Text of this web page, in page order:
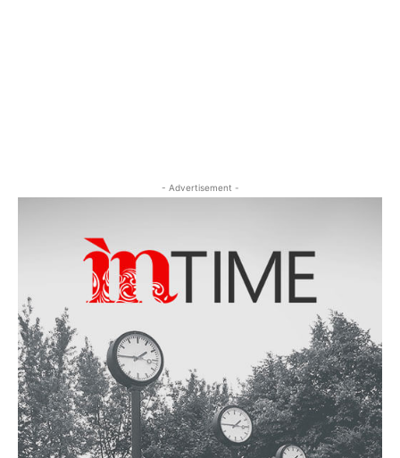
- Advertisement -